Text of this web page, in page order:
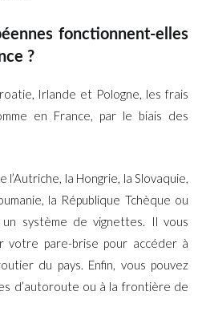
fonctionnent-elles
?
Irlande et Pologne, les frais
en France, par le biais des
l’Autriche, la Hongrie, la Slovaquie,
la République Tchèque ou
un système de vignettes. Il vous
votre pare-brise pour accéder à
du pays. Enfin, vous pouvez
d’autoroute ou à la frontière de